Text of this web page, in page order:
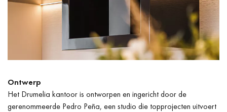
Ontwerp
Het Drumelia kantoor is ontworpen en ingericht door de
gerenommeerde Pedro Peña, een studio die topprojecten uitvoert